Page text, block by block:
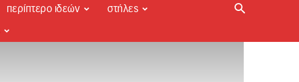
περίπτερο ιδεών στήλες